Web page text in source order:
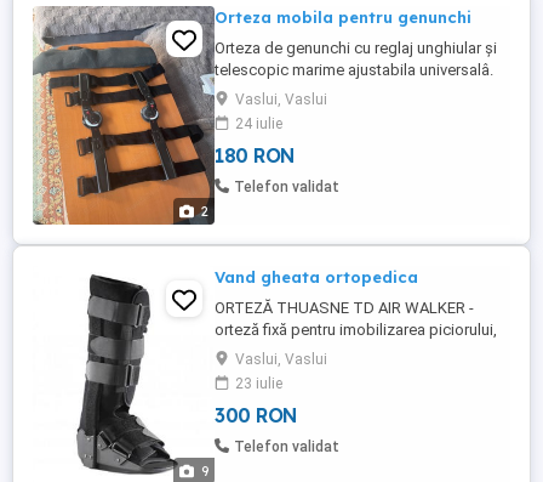
2
Orteza mobila pentru genunchi
Orteza de genunchi cu reglaj unghiular și
telescopic marime ajustabila universalâ.
noă costa 500 lei eu cer pe ia 180 lei și
transportul.0șapte5patru2nouă9zero8și
unu
Vaslui, Vaslui
24 iulie
180 RON
Telefon validat
9
Vand gheata ortopedica
ORTEZĂ THUASNE TD AIR WALKER -
orteză fixă pentru imobilizarea piciorului,
cu pompă pentru o fixare fermă; -din
material textil, cu atele ajustabile rigide; -
dotată cu o căptușeală detașabilă; -
căptușeala se umflă printr-un sistem dotat
cu o pompă încorporată; -dezumflare
Vaslui, Vaslui
23 iulie
300 RON
Telefon validat